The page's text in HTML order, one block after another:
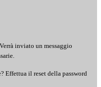
Verrà inviato un messaggio
Effettua il reset della password